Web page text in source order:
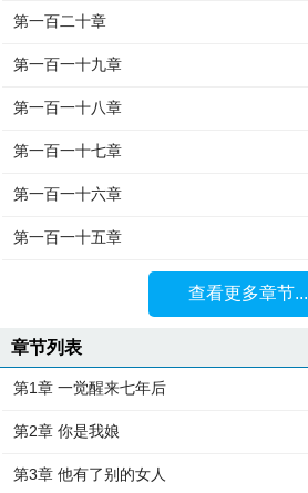
第一百二十章
第一百一十九章
第一百一十八章
第一百一十七章
第一百一十六章
第一百一十五章
查看更多章节...
章节列表
第1章 一觉醒来七年后
第2章 你是我娘
第3章 他有了别的女人